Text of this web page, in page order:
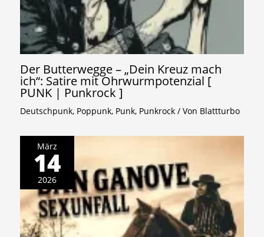
Der Butterwegge – „Dein Kreuz mach
ich“: Satire mit Ohrwurmpotenzial [
PUNK | Punkrock ]
Deutschpunk, Poppunk, Punk, Punkrock / Von Blattturbo
März
14
2026